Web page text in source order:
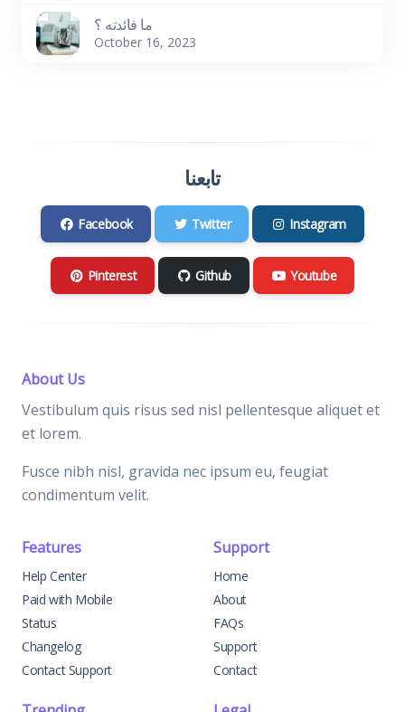
ما فائدته ؟
October 16, 2023
تابعنا
Facebook Twitter Instagram
Pinterest Github Youtube
About Us
Vestibulum quis risus sed nisl pellentesque aliquet et
et lorem.
Fusce nibh nisl, gravida nec ipsum eu, feugiat
condimentum velit.
Features
Help Center
Paid with Mobile
Status
Changelog
Contact Support
Support
Home
About
FAQs
Support
Contact